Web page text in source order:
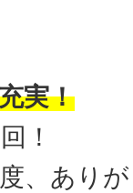
実！
！
、あり